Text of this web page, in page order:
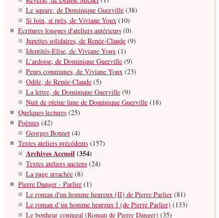
Le square, de Dominique Guerville (38)
Si loin, si près, de Viviane Youx (10)
Ecritures longues d'ateliers antérieurs (0)
Jupettes solidaires, de Renée-Claude (9)
Identités-Elise, de Viviane Youx (1)
L'ardoise, de Dominique Guerville (9)
Peurs communes, de Viviane Youx (23)
Odile, de Renée-Claude (5)
La lettre, de Dominique Guerville (9)
Nuit de pleine lune de Dominique Guerville (18)
Quelques lectures (25)
Poèmes (42)
Georges Bonnet (4)
Textes ateliers précédents (157)
Archives Accueil(354)
Textes ateliers anciens (24)
La page arrachée (8)
Pierre Danger - Parlier (1)
Le roman d'un homme heureux (II) de Pierre Parlier (81)
Le roman d’un homme heureux I (de Pierre Parlier) (133)
Le bonheur conjugal (Roman de Pierre Danger) (35)